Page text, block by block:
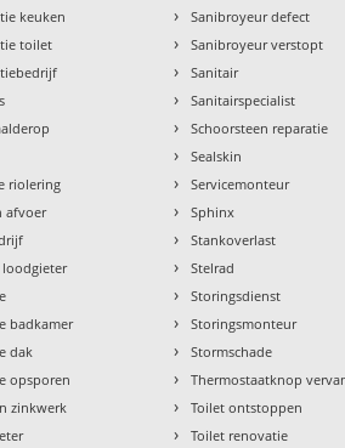
keuken
toilet
riolering
afvoer
loodgieter
badkamer
dak
opsporen
zinkwerk
› Sanibroyeur defect
› Sanibroyeur verstopt
› Sanitair
› Sanitairspecialist
› Schoorsteen reparatie
› Sealskin
› Servicemonteur
› Sphinx
› Stankoverlast
› Stelrad
› Storingsdienst
› Storingsmonteur
› Stormschade
› Thermostaatknop
› Toilet ontstoppen
› Toilet renovatie